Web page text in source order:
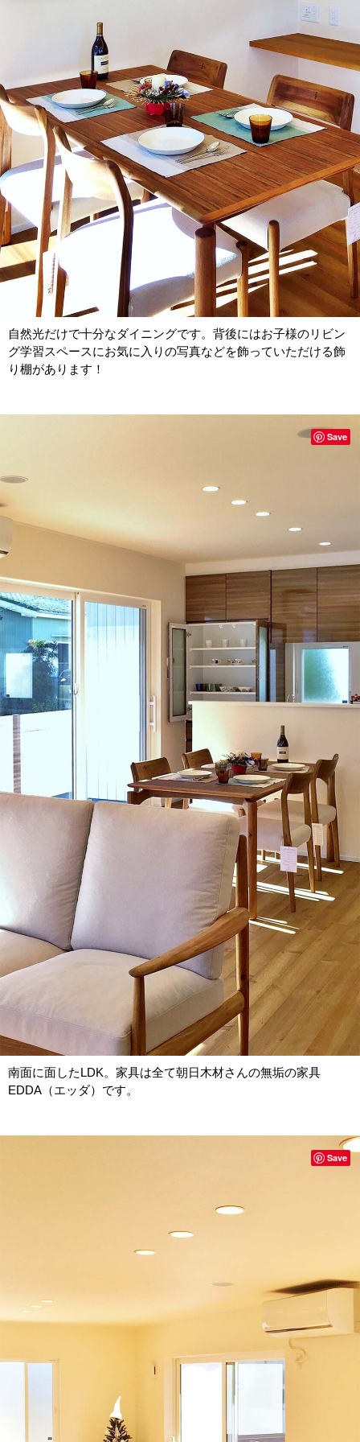
自然光だけで十分なダイニングです。背後にはお子様のリビン
グ学習スペースにお気に入りの写真などを飾っていただける飾
り棚があります！
南面に面したLDK。家具は全て朝日木材さんの無垢の家具
EDDA（エッダ）です。
Save
Save